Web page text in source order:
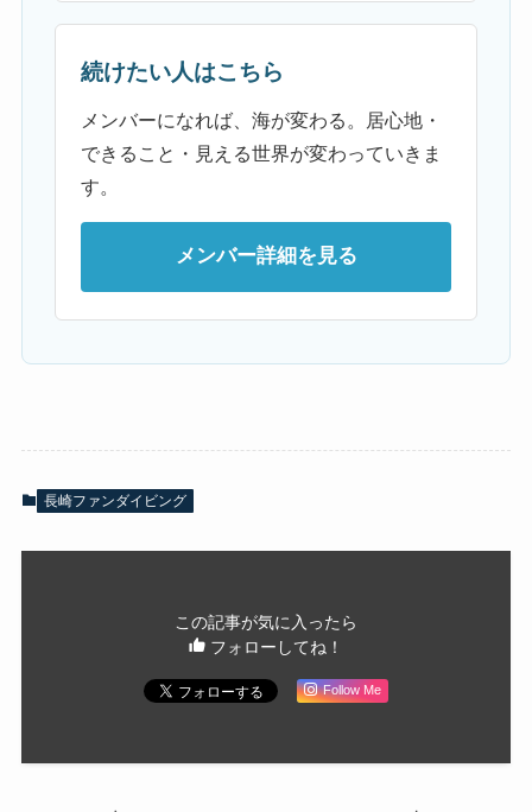
続けたい人はこちら
メンバーになれば、海が変わる。居心地・
できること・見える世界が変わっていきま
す。
メンバー詳細を見る
長崎ファンダイビング
この記事が気に入ったら
フォローしてね！
Follow Me